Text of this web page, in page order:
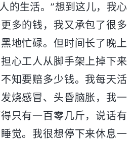
的生活。”想到这儿，我心
多的钱，我又承包了很多
地忙碌。但时间长了晚上
心工人从脚手架上掉下来
知要赔多少钱。我每天活
烧感冒、头昏脑胀，我一
只有一百零几斤，说话有
觉。我很想停下来休息一